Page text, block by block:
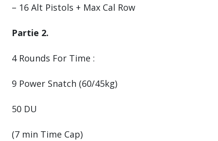
– 16 Alt Pistols + Max Cal Row
Partie 2.
4 Rounds For Time :
9 Power Snatch (60/45kg)
50 DU
(7 min Time Cap)